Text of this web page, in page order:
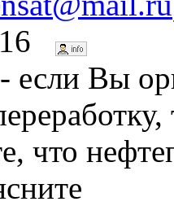
если Вы
что